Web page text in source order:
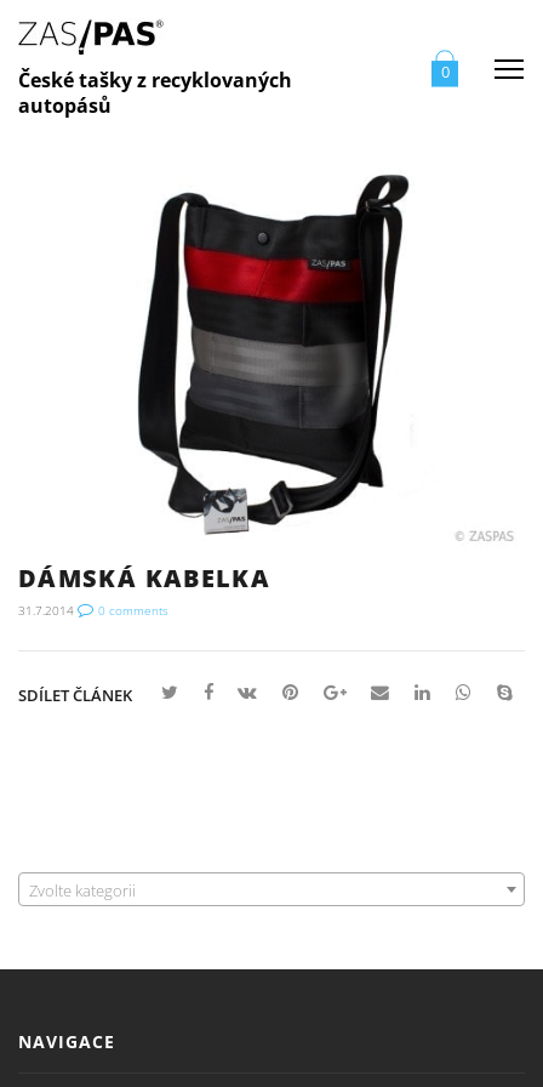
České tašky z recyklovaných
autopásů
0
DÁMSKÁ KABELKA
31.7.2014 0 comments
SDÍLET ČLÁNEK
Zvolte kategorii
NAVIGACE